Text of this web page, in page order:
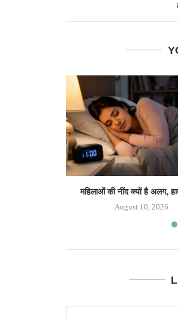
महिलाओं की नींद क्यों है अलग,
August 10, 2026